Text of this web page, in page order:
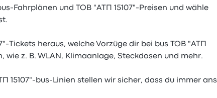
Fahrplänen und ТОВ "АТП 15107"-Preisen und wähle
Tickets heraus, welche Vorzüge dir bei bus ТОВ "АТП
wie z. B. WLAN, Klimaanlage, Steckdosen und mehr.
15107"-bus-Linien stellen wir sicher, dass du immer ans